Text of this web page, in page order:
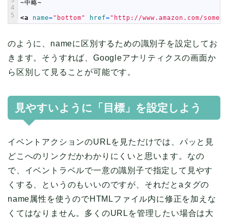
4
5
~中略~
<a name= "bottom" href= "http://www.amazon.com/
のように、nameに区別するための識別子を設定してお
きます。そうすれば、Googleアナリティクスの画面か
ら区別して見ることが可能です。
見やすいように「目標」を設定しよう
イベントアクションのURLを見ただけでは、パッと見
どこへのリンクだかわかりにくいと思います。なの
で、イベントラベルで一意の識別子で指定して見やす
くする、というのもいいのですが、それだとaタグの
name属性を使うのでHTMLファイル内に修正を加えな
くてはなりません。多くのURLを管理したい場合は大